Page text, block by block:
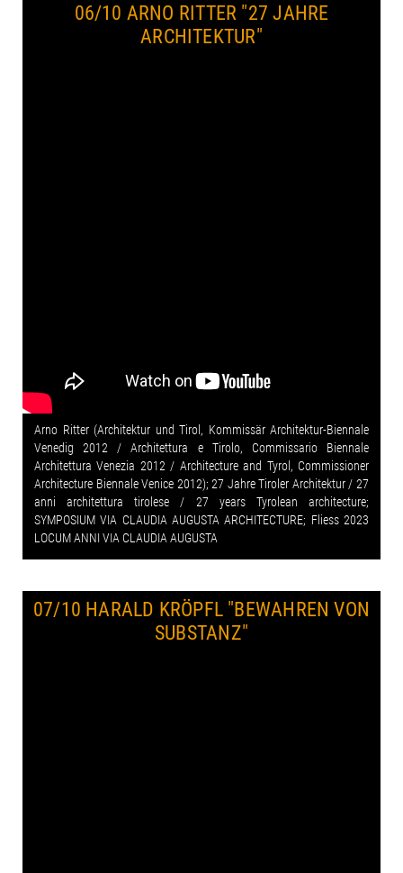
06/10 ARNO RITTER "27 JAHRE
ARCHITEKTUR"
Arno Ritter (Architektur und Tirol, Kommissär Architektur-Biennale
Venedig 2012 / Architettura e Tirolo, Commissario Biennale
Architettura Venezia 2012 / Architecture and Tyrol, Commissioner
Architecture Biennale Venice 2012); 27 Jahre Tiroler Architektur / 27
anni architettura tirolese / 27 years Tyrolean architecture;
SYMPOSIUM VIA CLAUDIA AUGUSTA ARCHITECTURE; Fliess 2023
LOCUM ANNI VIA CLAUDIA AUGUSTA
07/10 HARALD KRÖPFL "BEWAHREN VON
SUBSTANZ"